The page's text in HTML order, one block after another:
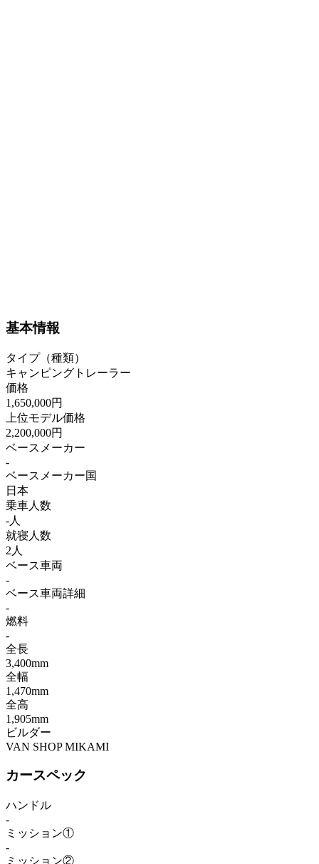
基本情報
タイプ（種類）
キャンピングトレーラー
価格
1,650,000円
上位モデル価格
2,200,000円
ベースメーカー
-
ベースメーカー国
日本
乗車人数
-人
就寝人数
2人
ベース車両
-
ベース車両詳細
-
燃料
-
全長
3,400mm
全幅
1,470mm
全高
1,905mm
ビルダー
VAN SHOP MIKAMI
カースペック
ハンドル
-
ミッション①
-
ミッション②